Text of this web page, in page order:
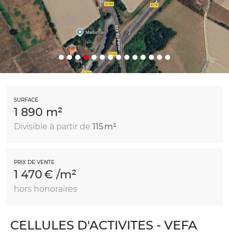
SURFACE
1 890 m²
Divisible à partir de 115 m²
PRIX DE VENTE
1 470 € /m²
hors honoraires
CELLULES D'ACTIVITES - VEFA